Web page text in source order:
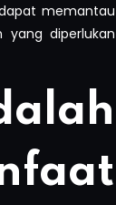
memantau
diperlukan